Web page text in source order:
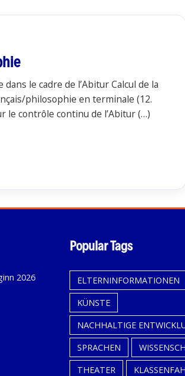
dans le cadre de l’Abitur Calcul de la
philosophie en terminale (12.
le contrôle continu de l’Abitur (…)
KALENDER
SCHULJAHRESBEGINN
(31.08.,
Popular Tags
ELTERNINFORMATIONEN
KÜNSTE
NACHHALTIGE
SPRACHEN
THEATER